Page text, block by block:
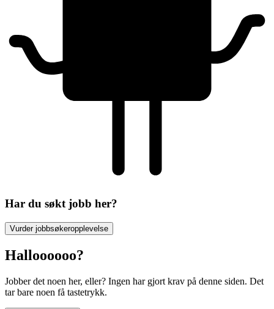
Har du søkt jobb her?
Vurder jobbsøkeropplevelse
Halloooooo?
Jobber det noen her, eller? Ingen har gjort krav på denne siden. Det
tar bare noen få tastetrykk.